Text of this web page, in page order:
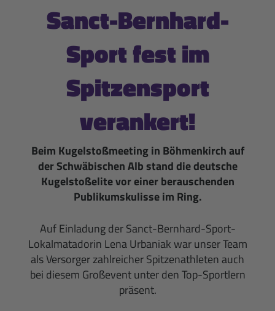
Sanct-Bernhard-
Sport fest im
Spitzensport
verankert!
Beim Kugelstoßmeeting in Böhmenkirch auf
der Schwäbischen Alb stand die deutsche
Kugelstoßelite vor einer berauschenden
Publikumskulisse im Ring.
Auf Einladung der Sanct-Bernhard-Sport-
Lokalmatadorin Lena Urbaniak war unser Team
als Versorger zahlreicher Spitzenathleten auch
bei diesem Großevent unter den Top-Sportlern
präsent.